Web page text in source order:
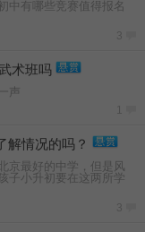
中有哪些竞赛值得报名
3
术班吗
声
解情况的吗？
京最好的中学，但是风
子小升初要在这两所学
3